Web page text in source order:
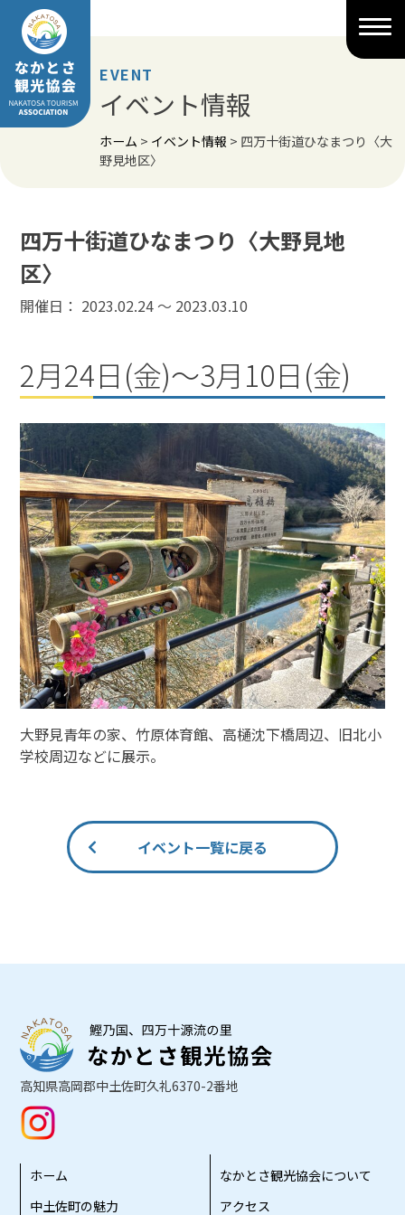
Skip
content
EVENT
イベント情報
ホーム > イベント情報 > 四万十街道ひなまつり〈大
野見地区〉
四万十街道ひなまつり〈大野見地
区〉
開催日： 2023.02.24 〜 2023.03.10
2月24日(金)～3月10日(金)
大野見青年の家、竹原体育館、高樋沈下橋周辺、旧北小
学校周辺などに展示。
イベント一覧に戻る
高知県高岡郡中土佐町久礼6370-2番地
ホーム
中土佐町の魅力
なかとさ観光協会について
アクセス